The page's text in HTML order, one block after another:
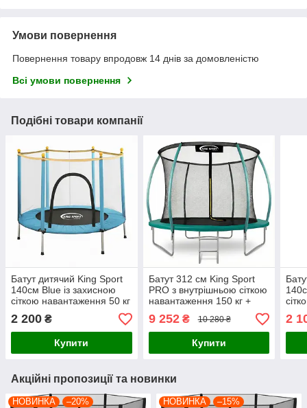
Умови повернення
Повернення товару впродовж 14 днів за домовленістю
Всі умови повернення
Подібні товари компанії
Батут дитячий King Sport
140см Blue із захисною
сіткою навантаження 50 кг
+ 6 опорних ніжок
2 200 ₴
Купити
Батут 312 см King Sport
PRO з внутрішньою сіткою
навантаження 150 кг +
подарунок драбина
Зелений
9 252₴ 10 280 ₴
Купити
+ 6
2
Акційні пропозиції та новинки
НОВИНКА –20% НОВИНКА –15%